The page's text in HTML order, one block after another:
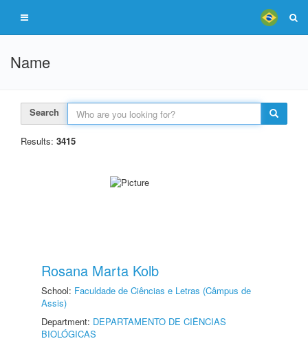
Name
Search
Results: 3415
Rosana Marta Kolb
School: Faculdade de Ciências e Letras (Câmpus de
Assis)
Department: DEPARTAMENTO DE CIÊNCIAS
BIOLÓGICAS